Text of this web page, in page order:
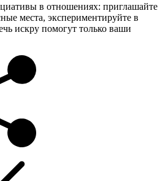
в отношениях: приглашайте
места, экспериментируйте в
искру помогут только ваши